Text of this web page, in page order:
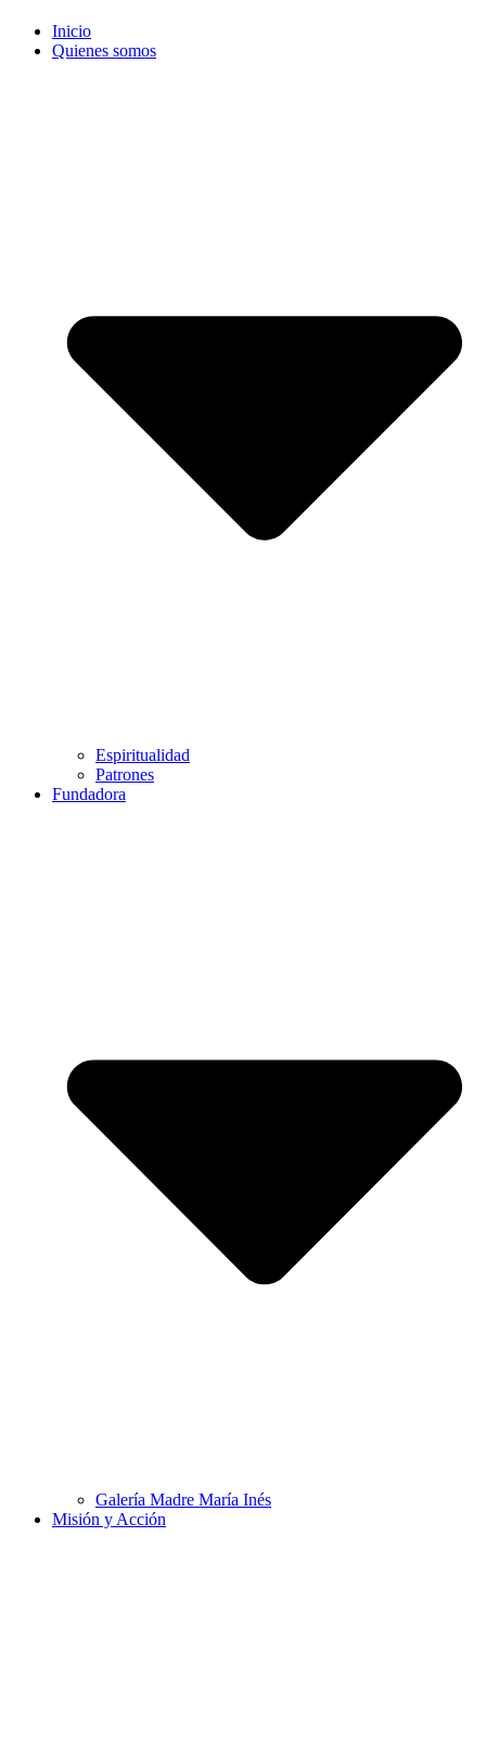
Inicio
Quienes somos
Espiritualidad
Patrones
Fundadora
Galería Madre María Inés
Misión y Acción